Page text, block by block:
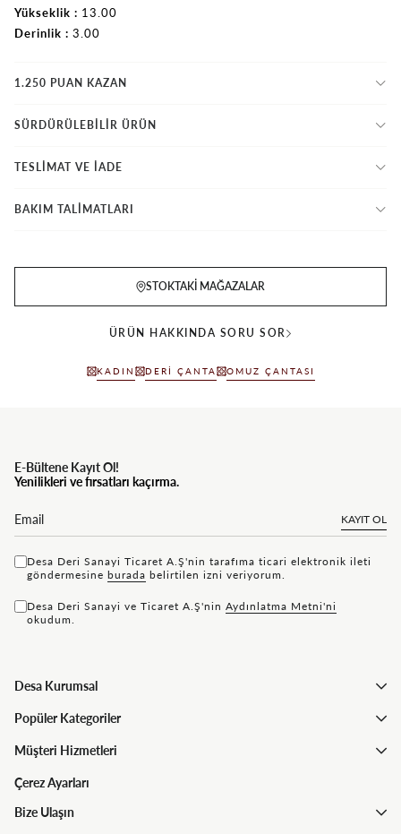
Yükseklik
13.00
Derinlik
3.00
1.250 PUAN KAZAN
SÜRDÜRÜLEBİLİR ÜRÜN
TESLİMAT VE İADE
BAKIM TALİMATLARI
STOKTAKI MAĞAZALAR
ÜRÜN HAKKINDA SORU SOR
KADIN DERI ÇANTA OMUZ ÇANTASI
E-Bültene Kayıt Ol!
Yenilikleri ve fırsatları kaçırma.
KAYIT OL
Desa Deri Sanayi Ticaret A.Ş'nin tarafıma ticari elektronik ileti
göndermesine bu rada belirtilen izni veriyorum.
Desa Deri Sanayi ve Ticaret A.Ş'nin Aydınlatma Metni'ni
okudum.
Desa Kurumsal
Popüler Kategoriler
Müşteri Hizmetleri
Çerez Ayarları
Bize Ulaşın